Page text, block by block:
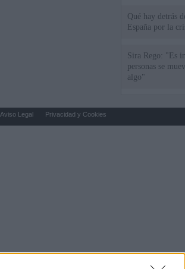
Qué hay detrás
España por la
Sira Rego: "Es
personas se
algo"
Aviso Legal Privacidad y Cookies